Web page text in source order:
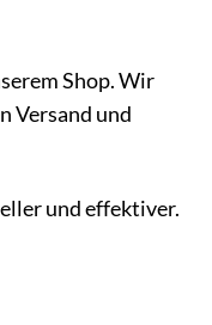
Shop. Wir
Versand und
und effektiver.